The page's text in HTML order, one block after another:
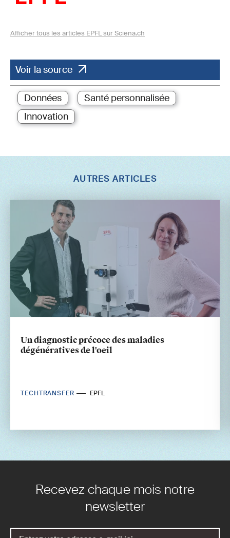
Afficher tous les articles EPFL sur Sciena.ch
Voir la source
Données
Santé personnalisée
Innovation
AUTRES ARTICLES
Un diagnostic précoce des maladies
dégénératives de l'oeil
TECHTRANSFER EPFL
Recevez chaque mois notre
newsletter